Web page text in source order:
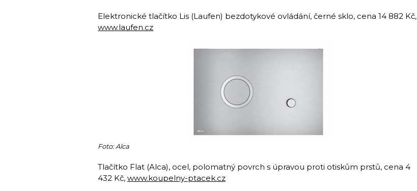
Elektronické tlačítko Lis (Laufen) bezdotykové ovládání, černé sklo, cena 14 882 Kč,
www.laufen.cz
Foto: Alca
Tlačítko Flat (Alca), ocel, polomatný povrch s úpravou proti otiskům prstů, cena 4
432 Kč, www.koupelny-ptacek.cz